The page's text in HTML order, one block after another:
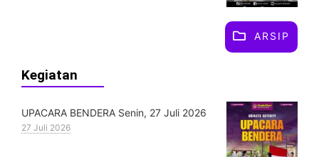
ARSIP
Kegiatan
UPACARA BENDERA Senin, 27 Juli 2026
27 Juli 2026